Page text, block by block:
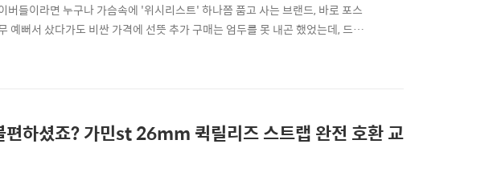
들이라면 누구나 가슴속에 '위시리스트' 하나쯤 품고 사는 브랜드, 바로 포스
뻐서 샀다가도 비싼 가격에 선뜻 추가 구매는 엄두를 못 내곤 했었는데, 드디
로 여의도 더현대 서울 4층(가민 매장 맞은편)에 포스엘리먼트가 입점했다는
하셨죠? 가민st 26mm 퀵릴리즈 스트랩 완전 호환 교